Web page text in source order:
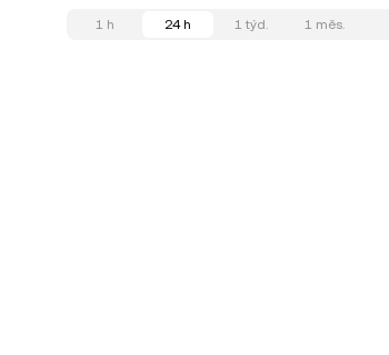
1 h 24 h 1 týd. 1 měs.